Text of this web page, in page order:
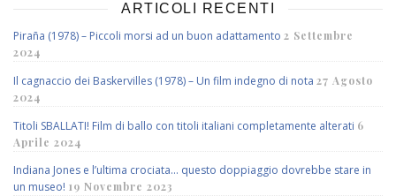
ARTICOLI RECENTI
Piraña (1978) – Piccoli morsi ad un buon adattamento 2 Settembre
2024
Il cagnaccio dei Baskervilles (1978) – Un film indegno di nota 27 Agosto
2024
Titoli SBALLATI! Film di ballo con titoli italiani completamente alterati 6
Aprile 2024
Indiana Jones e l’ultima crociata… questo doppiaggio dovrebbe stare in
un museo! 19 Novembre 2023